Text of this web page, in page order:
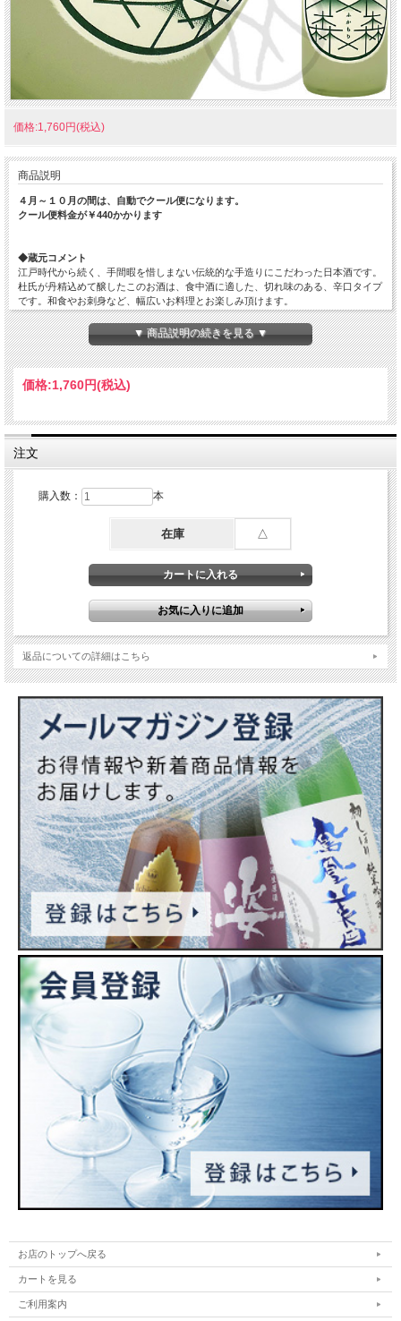
価格:1,760円(税込)
商品説明
４月～１０月の間は、自動でクール便になります。
クール便料金が￥440かかります
◆蔵元コメント
江戸時代から続く、手間暇を惜しまない伝統的な手造りにこだわった日本酒です。
杜氏が丹精込めて醸したこのお酒は、食中酒に適した、切れ味のある、辛口タイプ
です。和食やお刺身など、幅広いお料理とお楽しみ頂けます。
原材料…米（国産）・米こうじ（国産米）
原料米…岐阜県産 五百万石
精米歩合…55%
酸度…1.45
▼ 商品説明の続きを見る ▼
価格:1,760円(税込)
注文
購入数： 本
在庫 △
返品についての詳細はこちら
お店のトップへ戻る
カートを見る
ご利用案内